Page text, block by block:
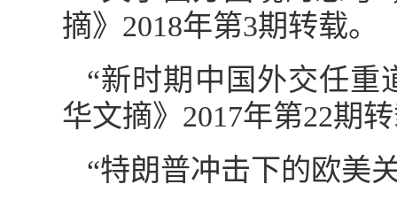
摘》2018年第3期转载。
“新时期中国外交任重
华文摘》2017年第22期
“特朗普冲击下的欧美